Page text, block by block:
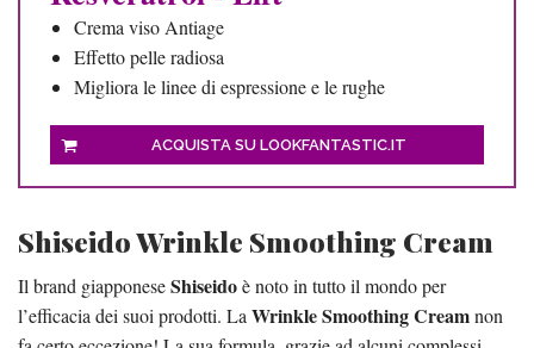
Crema viso Antiage
Effetto pelle radiosa
Migliora le linee di espressione e le rughe
ACQUISTA SU LOOKFANTASTIC.IT
Shiseido Wrinkle Smoothing Cream
Il brand giapponeseShiseidoè noto in tutto il mondo per
l’efficacia dei suoi prodotti. La Wrinkle Smoothing Creamnon